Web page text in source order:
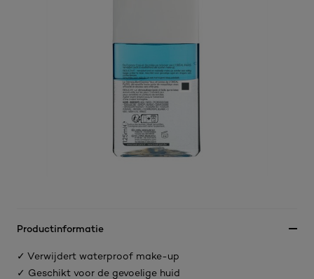
Productinformatie
✓ Verwijdert waterproof make-up
✓ Geschikt voor de gevoelige huid